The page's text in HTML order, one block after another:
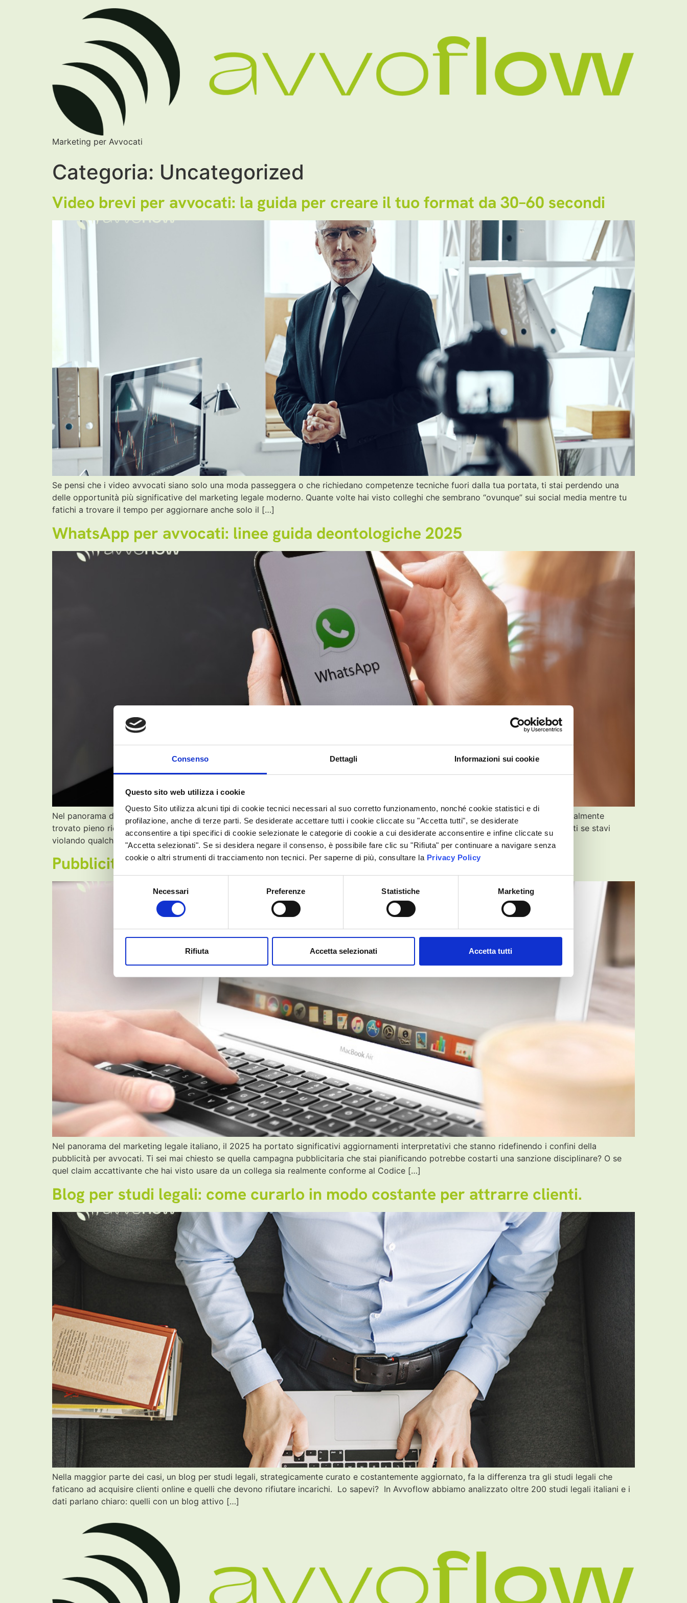
Consenso Dettagli Informazioni sui cookie
Questo sito web utilizza i cookie
Questo Sito utilizza alcuni tipi di cookie tecnici necessari al suo corretto funzionamento, nonché cookie statistici e di
profilazione, anche di terze parti. Se desiderate accettare tutti i cookie cliccate su "Accetta tutti", se desiderate
acconsentire a tipi specifici di cookie selezionate le categorie di cookie a cui desiderate acconsentire e infine cliccate su
"Accetta selezionati". Se si desidera negare il consenso, è possibile fare clic su "Rifiuta" per continuare a navigare senza
cookie o altri strumenti di tracciamento non tecnici. Per saperne di più, consultare la Privacy Policy
Necessari Preferenze Statistiche Marketing
Rifiuta Accetta selezionati Accetta tutti
Marketing per Avvocati
Categoria: Uncategorized
Video brevi per avvocati: la guida per creare il tuo format da 30–60 secondi
Se pensi che i video avvocati siano solo una moda passeggera o che richiedano competenze tecniche fuori dalla tua portata, ti stai perdendo una
delle opportunità più significative del marketing legale moderno. Quante volte hai visto colleghi che sembrano “ovunque” sui social media mentre tu
fatichi a trovare il tempo per aggiornare anche solo il […]
WhatsApp per avvocati: linee guida deontologiche 2025
Nel panorama della comunicazione forense moderna, l’utilizzo di WhatsApp per avvocati rappresenta una realtà consolidata che ha finalmente
trovato pieno riconoscimento normativo. Ti è mai capitato di esitare prima di inviare un messaggio WhatsApp a un cliente, chiedendoti se stavi
violando qualche norma deontologica? O di ricevere richieste urgenti fuori orario e non sapere come […]
Pubblicità per avvocati e Codice Deontologico 2025: cosa è permesso?
Nel panorama del marketing legale italiano, il 2025 ha portato significativi aggiornamenti interpretativi che stanno ridefinendo i confini della
pubblicità per avvocati. Ti sei mai chiesto se quella campagna pubblicitaria che stai pianificando potrebbe costarti una sanzione disciplinare? O se
quel claim accattivante che hai visto usare da un collega sia realmente conforme al Codice […]
Blog per studi legali: come curarlo in modo costante per attrarre clienti.
Nella maggior parte dei casi, un blog per studi legali, strategicamente curato e costantemente aggiornato, fa la differenza tra gli studi legali che
faticano ad acquisire clienti online e quelli che devono rifiutare incarichi. Lo sapevi? In Avvoflow abbiamo analizzato oltre 200 studi legali italiani e i
dati parlano chiaro: quelli con un blog attivo […]